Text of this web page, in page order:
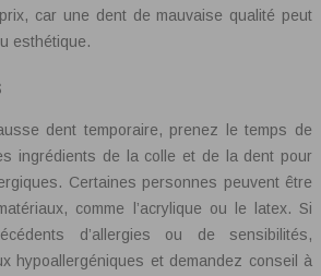
car une dent de mauvaise qualité peut
esthétique.
dent temporaire, prenez le temps de
ingrédients de la colle et de la dent pour
Certaines personnes peuvent être
comme l’acrylique ou le latex. Si
d’allergies ou de sensibilités,
hypoallergéniques et demandez conseil à